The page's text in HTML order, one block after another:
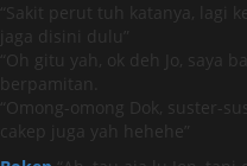
“Sakit perut tuh katanya, lagi
jaga disini dulu”
“Oh gitu yah, ok deh Jo, saya
berpamitan.
“Omong-omong Dok, suster-
cakep juga yah hehehe”